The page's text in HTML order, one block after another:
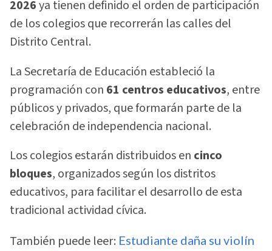
2026ya tienen definido el orden de participación
de los colegios que recorrerán las calles del
Distrito Central.
La Secretaría de Educación estableció la
programación con 61 centros educativos, entre
públicos y privados, que formarán parte de la
celebración de independencia nacional.
Los colegios estarán distribuidos en cinco
bloques, organizados según los distritos
educativos, para facilitar el desarrollo de esta
tradicional actividad cívica.
También puede leer: Estudiante daña su violín